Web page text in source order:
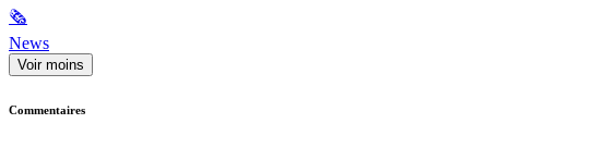
🗞
News
Voir moins
Commentaires